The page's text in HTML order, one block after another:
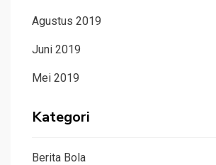
Agustus 2019
Juni 2019
Mei 2019
Kategori
Berita Bola